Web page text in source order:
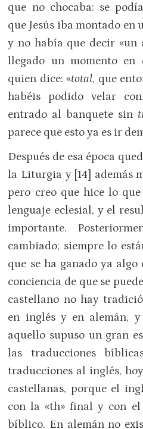
que no chocaba: se
que Jesús iba montado
y no había que decir «un
llegado un momento en
quien dice: «total, que
habéis podido velar
entrado al banquete sin
parece que esto ya es ir
Después de esa época
la Liturgia y [14] además
pero creo que hice lo
lenguaje eclesial, y el
importante.
cambiado; siempre lo
que se ha ganado ya
conciencia de que se
castellano no hay
en inglés y en alemán, y
aquello supuso un gran
las traducciones
traducciones al inglés,
castellanas, porque el
con la «th» final y con el
bíblico. En alemán no